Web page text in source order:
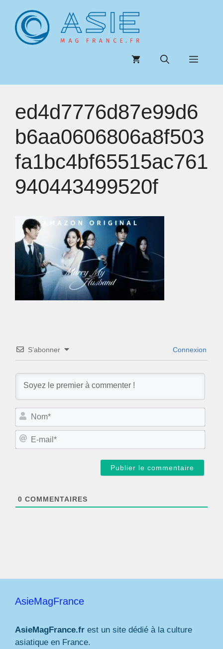
contenu
Menu
ed4d7776d87e99d6
b6aa0606806a8f503
fa1bc4bf65515ac761
940443499520f
S’abonner Connexion
N
m
E
0 COMMENTAIRES
AsieMagFrance
AsieMagFrance.fr est un site dédié à la culture
asiatique en France.